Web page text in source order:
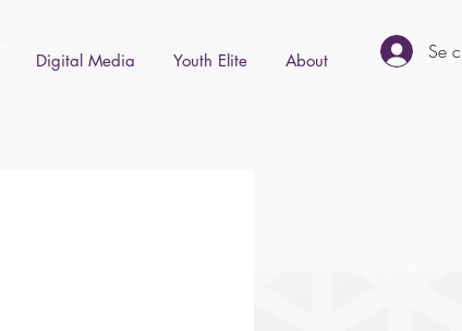
Digital Media Youth Elite About Se